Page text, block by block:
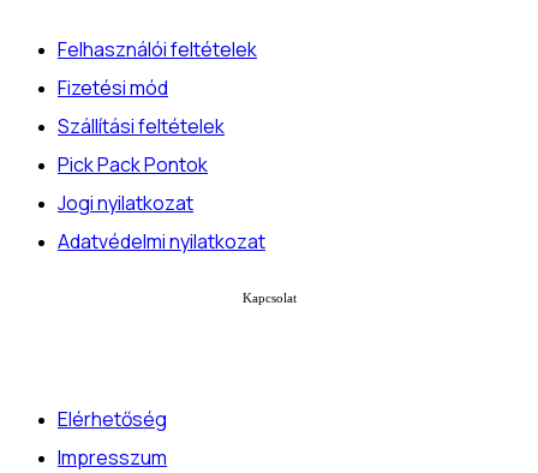
Felhasználói feltételek
Fizetési mód
Szállítási feltételek
Pick Pack Pontok
Jogi nyilatkozat
Adatvédelmi nyilatkozat
Kapcsolat
Elérhetőség
Impresszum